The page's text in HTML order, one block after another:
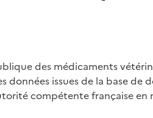
des médicaments
données issues de la base
compétente française